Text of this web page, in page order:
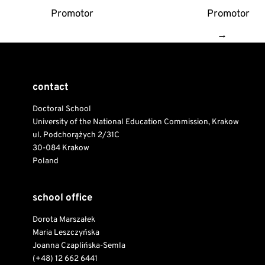
Promotor
Promotor
→
contact
Doctoral School
University of the National Education Commission, Krakow
ul. Podchorążych 2/31C
30-084 Krakow
Poland
school office
Dorota Marszałek
Maria Leszczyńska
Joanna Czaplińska-Semla
(+48) 12 662 6441